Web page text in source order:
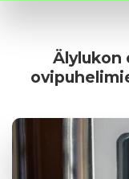
Älylukon